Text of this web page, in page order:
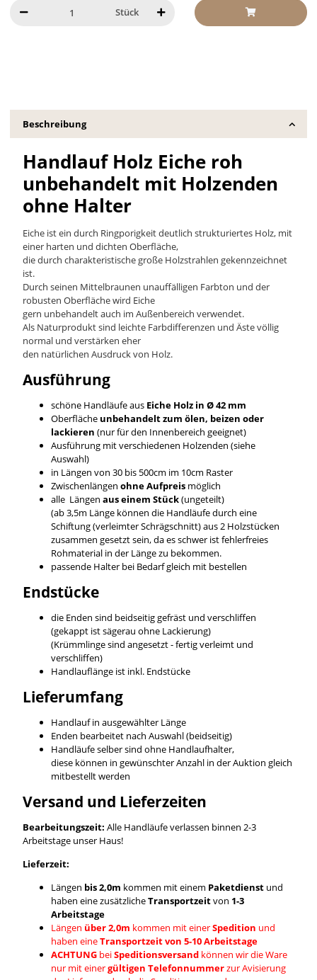
Stück
Beschreibung
Handlauf Holz Eiche roh
unbehandelt mit Holzenden
ohne Halter
Eiche ist ein durch Ringporigkeit deutlich strukturiertes Holz, mit
einer harten und dichten Oberfläche,
die durch charakteristische große Holzstrahlen gekennzeichnet
ist.
Durch seinen Mittelbraunen unauffälligen Farbton und der
robusten Oberfläche wird Eiche
gern unbehandelt auch im Außenbereich verwendet.
Als Naturprodukt sind leichte Farbdifferenzen und Äste völlig
normal und verstärken eher
den natürlichen Ausdruck von Holz.
Ausführung
schöne Handläufe aus Eiche Holz in Ø 42 mm
Oberfläche unbehandelt zum ölen, beizen oder
lackieren (nur für den Innenbereich geeignet)
Ausführung mit verschiedenen Holzenden (siehe
Auswahl)
in Längen von 30 bis 500cm im 10cm Raster
Zwischenlängen ohne Aufpreis möglich
alle Längen aus einem Stück(ungeteilt)
(ab 3,5m Länge können die Handläufe durch eine
Schiftung (verleimter Schrägschnitt) aus 2 Holzstücken
zusammen gesetzt sein, da es schwer ist fehlerfreies
Rohmaterial in der Länge zu bekommen.
passende Halter bei Bedarf gleich mit bestellen
Endstücke
die Enden sind beidseitig gefräst und verschliffen
(gekappt ist sägerau ohne Lackierung)
(Krümmlinge sind angesetzt - fertig verleimt und
verschliffen)
Handlauflänge ist inkl. Endstücke
Lieferumfang
Handlauf in ausgewählter Länge
Enden bearbeitet nach Auswahl (beidseitig)
Handläufe selber sind ohne Handlaufhalter,
diese können in gewünschter Anzahl in der Auktion gleich
mitbestellt werden
Versand und Lieferzeiten
Bearbeitungszeit: Alle Handläufe verlassen binnen 2-3
Arbeitstage unser Haus!
Lieferzeit:
Längen bis 2,0m kommen mit einem Paketdienstund
haben eine zusätzlicheTransportzeitvon 1-3
Arbeitstage
Längen über 2,0m kommen mit einerSpedition und
haben eineTransportzeit von 5-10 Arbeitstage
ACHTUNGbeiSpeditionsversandkönnen wir die Ware
nur mit einergültigen Telefonnummerzur Avisierung